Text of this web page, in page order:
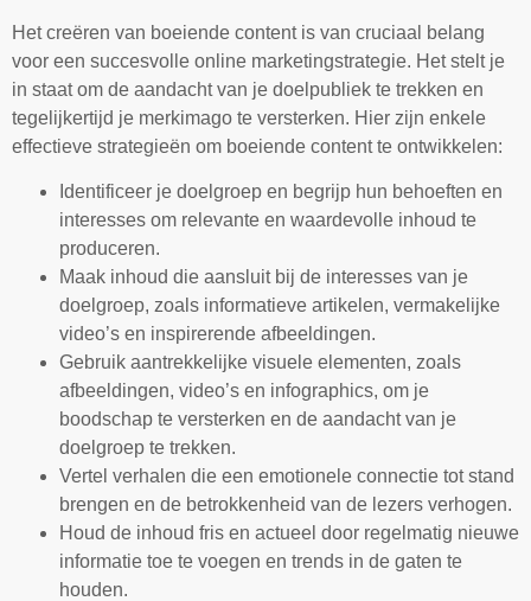
Het creëren van boeiende content is van cruciaal belang
voor een succesvolle online marketingstrategie. Het stelt je
in staat om de aandacht van je doelpubliek te trekken en
tegelijkertijd je merkimago te versterken. Hier zijn enkele
effectieve strategieën om boeiende content te ontwikkelen:
Identificeer je doelgroep en begrijp hun behoeften en
interesses om relevante en waardevolle inhoud te
produceren.
Maak inhoud die aansluit bij de interesses van je
doelgroep, zoals informatieve artikelen, vermakelijke
video’s en inspirerende afbeeldingen.
Gebruik aantrekkelijke visuele elementen, zoals
afbeeldingen, video’s en infographics, om je
boodschap te versterken en de aandacht van je
doelgroep te trekken.
Vertel verhalen die een emotionele connectie tot stand
brengen en de betrokkenheid van de lezers verhogen.
Houd de inhoud fris en actueel door regelmatig nieuwe
informatie toe te voegen en trends in de gaten te
houden.